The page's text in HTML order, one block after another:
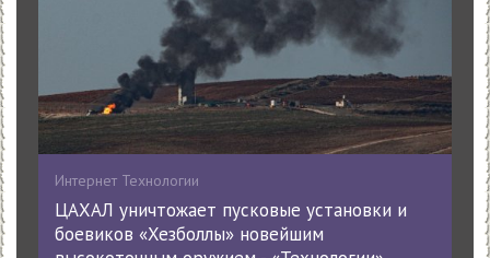
Интернет Технологии
ЦАХАЛ уничтожает пусковые установки и
боевиков «Хезболлы» новейшим